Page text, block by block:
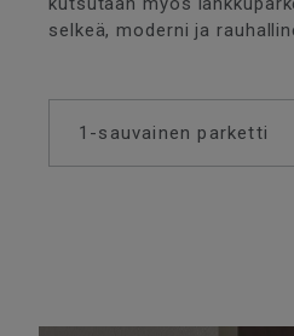
selkeä, moderni ja
1-sauvainen parketti